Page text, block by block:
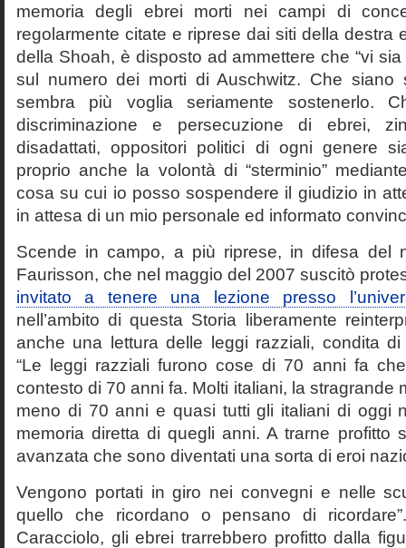
memoria degli ebrei morti nei campi di
regolarmente citate e riprese dai siti della destra
della Shoah, è disposto ad ammettere che “vi
sul numero dei morti di Auschwitz. Che siano
sembra più voglia seriamente sostenerlo.
discriminazione e persecuzione di ebrei,
disadattati, oppositori politici di ogni genere
proprio anche la volontà di “sterminio”
cosa su cui io posso sospendere il giudizio in
in attesa di un mio personale ed informato
Scende in campo, a più riprese, in difesa del
Faurisson, che nel maggio del 2007 suscitò
invitato a tenere una lezione presso
nell’ambito di questa Storia liberamente
anche una lettura delle leggi razziali, condita di
“Le leggi razziali furono cose di 70 anni fa
contesto di 70 anni fa. Molti italiani, la stragrande
meno di 70 anni e quasi tutti gli italiani di oggi
memoria diretta di quegli anni. A trarne profitto
avanzata che sono diventati una sorta di eroi
Vengono portati in giro nei convegni e nelle
quello che ricordano o pensano di
Caracciolo, gli ebrei trarrebbero profitto dalla